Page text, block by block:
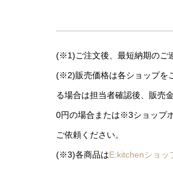
(※1)ご注文後、最短納期のご
(※2)販売価格は各ショップを
る場合は担当者確認後、販売
0円の場合または※3ショップ
ご依頼ください。
(※3)各商品はE:kitchenショッ